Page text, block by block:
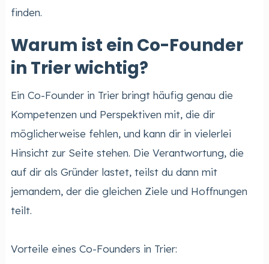
finden.
Warum ist ein Co-Founder
in Trier wichtig?
Ein Co-Founder in Trier bringt häufig genau die
Kompetenzen und Perspektiven mit, die dir
möglicherweise fehlen, und kann dir in vielerlei
Hinsicht zur Seite stehen. Die Verantwortung, die
auf dir als Gründer lastet, teilst du dann mit
jemandem, der die gleichen Ziele und Hoffnungen
teilt.
Vorteile eines Co-Founders in Trier: